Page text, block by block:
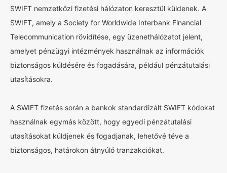
SWIFT nemzetközi fizetési hálózaton keresztül küldenek. A
SWIFT, amely a Society for Worldwide Interbank Financial
Telecommunication rövidítése, egy üzenethálózatot jelent,
amelyet pénzügyi intézmények használnak az információk
biztonságos küldésére és fogadására, például pénzátutalási
utasításokra.
A SWIFT fizetés során a bankok standardizált SWIFT kódokat
használnak egymás között, hogy egyedi pénzátutalási
utasításokat küldjenek és fogadjanak, lehetővé téve a
biztonságos, határokon átnyúló tranzakciókat.